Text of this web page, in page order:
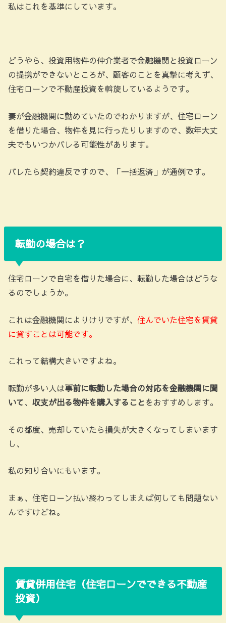
私はこれを基準にしています。
どうやら、投資用物件の仲介業者で金融機関と投資ローン
の提携ができないところが、顧客のことを真摯に考えず、
住宅ローンで不動産投資を斡旋しているようです。
妻が金融機関に勤めていたのでわかりますが、住宅ローン
を借りた場合、物件を見に行ったりしますので、数年大丈
夫でもいつかバレる可能性があります。
バレたら契約違反ですので、「一括返済」が通例です。
転勤の場合は？
住宅ローンで自宅を借りた場合に、転勤した場合はどうな
るのでしょうか。
これは金融機関によりけりですが、 住んでいた住宅を賃貸
に貸すことは可能です。
これって結構大きいですよね。
転勤が多い人は事前に転勤した場合の対応を金融機関に聞
いて、 収支が出る物件を購入することをおすすめします。
その都度、売却していたら損失が大きくなってしまいます
し、
私の知り合いにもいます。
まぁ、住宅ローン払い終わってしまえば何しても問題ない
んですけどね。
賃貸併用住宅（住宅ローンでできる不動産
投資）